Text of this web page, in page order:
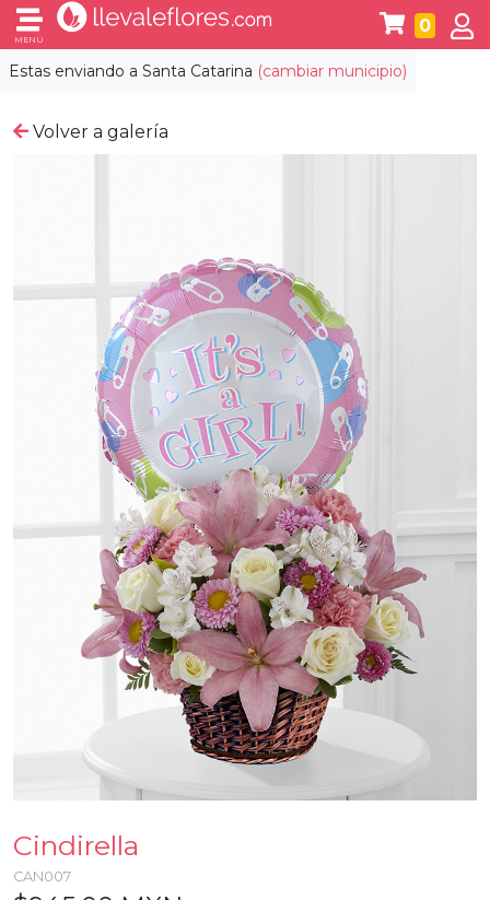
Estas enviando a Santa Catarina (cambiar municipio)
MENÚ
0
Volver a galería
Cindirella
CAN007